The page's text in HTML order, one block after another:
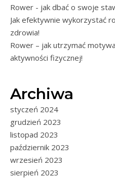
Rower - jak dbać o swoje
Jak efektywnie wykorzystać
zdrowia!
Rower – jak utrzymać
aktywności fizycznej!
Archiwa
styczeń 2024
grudzień 2023
listopad 2023
październik 2023
wrzesień 2023
sierpień 2023